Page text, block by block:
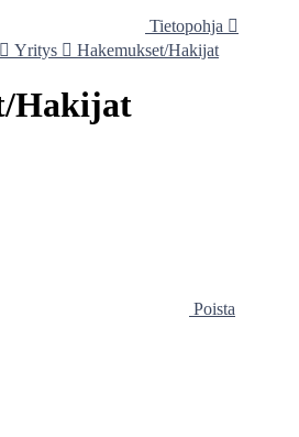
Tietopohja 
 Yritys  Hakemukset/Hakijat
Hakijat
Poista